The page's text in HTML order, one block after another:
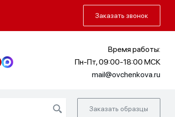
Заказать звонок
Время работы:
Пн-Пт, 09:00-18:00 МСК
mail@ovchenkova.ru
Заказать образцы